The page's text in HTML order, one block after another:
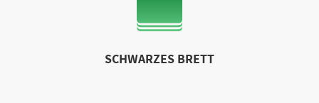
SCHWARZES BRETT